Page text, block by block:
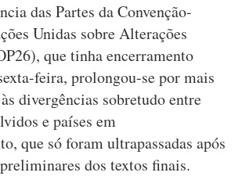
das Partes da Convenção-
Unidas sobre Alterações
que tinha encerramento
feira, prolongou-se por mais
divergências sobretudo entre
e países em
que só foram ultrapassadas após
dos textos finais.